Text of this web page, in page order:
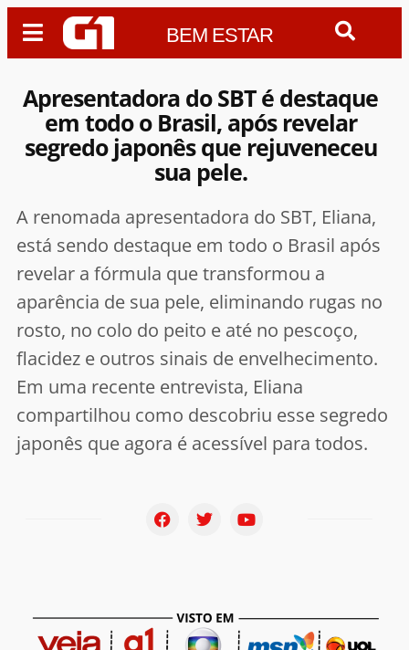
BEM ESTAR
Apresentadora do SBT é destaque
em todo o Brasil, após revelar
segredo japonês que rejuveneceu
sua pele.
A renomada apresentadora do SBT, Eliana,
está sendo destaque em todo o Brasil após
revelar a fórmula que transformou a
aparência de sua pele, eliminando rugas no
rosto, no colo do peito e até no pescoço,
flacidez e outros sinais de envelhecimento.
Em uma recente entrevista, Eliana
compartilhou como descobriu esse segredo
japonês que agora é acessível para todos.